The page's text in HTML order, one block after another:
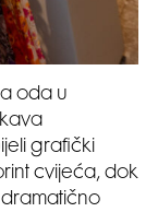
oda u
grafički
cvijeća, dok